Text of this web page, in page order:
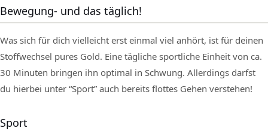
Bewegung- und das täglich!
Was sich für dich vielleicht erst einmal viel anhört, ist für deinen
Stoffwechsel pures Gold. Eine tägliche sportliche Einheit von ca.
30 Minuten bringen ihn optimal in Schwung. Allerdings darfst
du hierbei unter “Sport” auch bereits flottes Gehen verstehen!
Sport